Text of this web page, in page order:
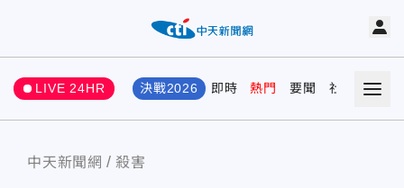
LIVE 24HR 決戰2026 即時 熱門 要聞 社會 娛樂
中天新聞網 殺害